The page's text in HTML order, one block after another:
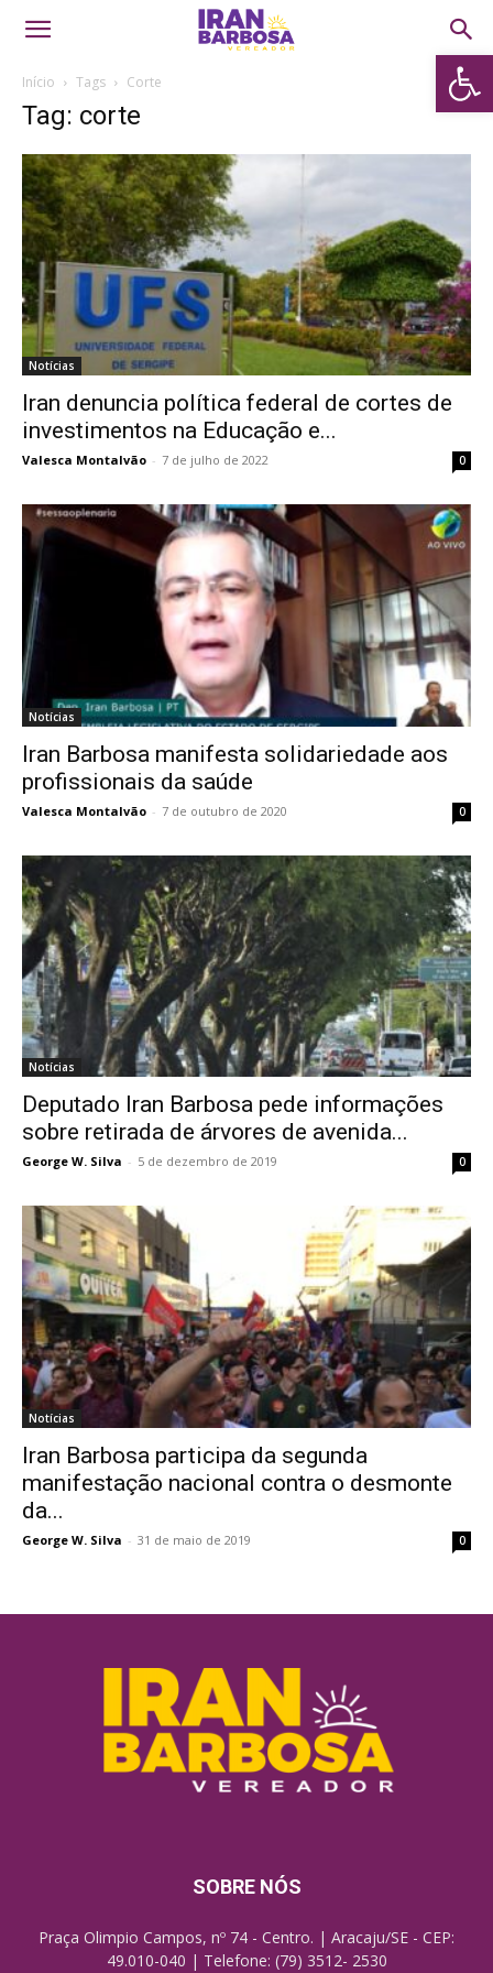
Abrir
Início Tags Corte
Tag: corte
Notícias
Iran denuncia política federal de cortes de
investimentos na Educação e...
Valesca Montalvão - 7 de julho de 2022 0
Notícias
Iran Barbosa manifesta solidariedade aos
profissionais da saúde
Valesca Montalvão - 7 de outubro de 2020 0
Notícias
Deputado Iran Barbosa pede informações
sobre retirada de árvores de avenida...
George W. Silva - 5 de dezembro de 2019 0
Notícias
Iran Barbosa participa da segunda
manifestação nacional contra o desmonte
da...
George W. Silva - 31 de maio de 2019 0
SOBRE NÓS
Praça Olimpio Campos, nº 74 - Centro. | Aracaju/SE - CEP:
49.010-040 | Telefone: (79) 3512- 2530